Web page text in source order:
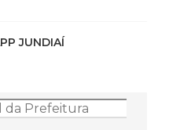
JUNDIAÍ